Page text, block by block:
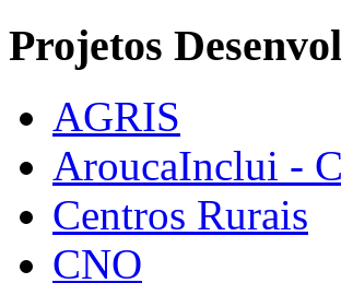
Projetos
AGRIS
AroucaInclui -
Centros Rurais
CNO